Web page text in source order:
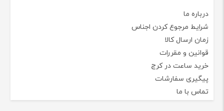
درباره ما
شرایط مرجوع کردن اجناس
زمان ارسال کالا
قوانین و مقررات
خرید ساعت در کرج
پیگیری سفارشات
تماس با ما